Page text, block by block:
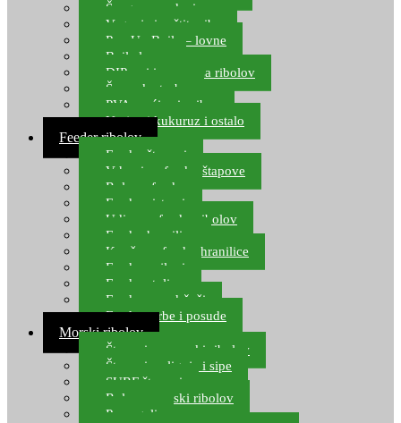
Špage, upredenice
Vaganje i zaštita ribe
Pop Up Boile – lovne
Boile lovne
DIP-ovi i arome za ribolov
Šaranske torbe
PVA vrećice i pribor
Umjetni kukuruz i ostalo
Feeder ribolov
Feeder štapovi
Vrhovi za feeder štapove
Role za feeder
Feeder sistemi
Udice za feeder ribolov
Feeder hranilice
Kopče za feeder hranilice
Feeder najloni
Feeder stolice
Feeder arm držači
Feeder torbe i posude
Morski ribolov
Štapovi za morski ribolov
Štapovi za lignje i sipe
SURF štapovi
Role za morski ribolov
Parangali